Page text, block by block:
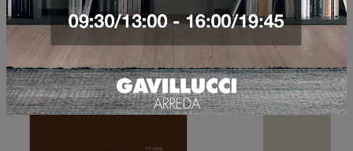
Sfoglia i cataloghi